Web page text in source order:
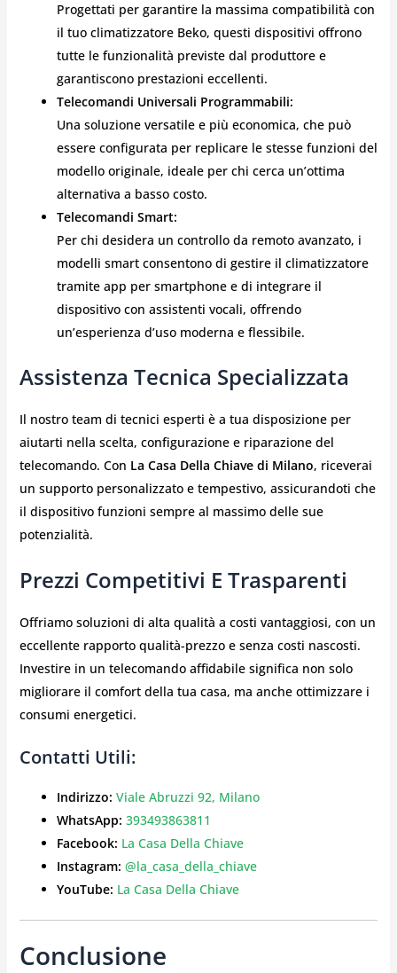
Progettati per garantire la massima compatibilità con
il tuo climatizzatore Beko, questi dispositivi offrono
tutte le funzionalità previste dal produttore e
garantiscono prestazioni eccellenti.
Telecomandi Universali Programmabili:
Una soluzione versatile e più economica, che può
essere configurata per replicare le stesse funzioni del
modello originale, ideale per chi cerca un’ottima
alternativa a basso costo.
Telecomandi Smart:
Per chi desidera un controllo da remoto avanzato, i
modelli smart consentono di gestire il climatizzatore
tramite app per smartphone e di integrare il
dispositivo con assistenti vocali, offrendo
un’esperienza d’uso moderna e flessibile.
Assistenza Tecnica Specializzata
Il nostro team di tecnici esperti è a tua disposizione per
aiutarti nella scelta, configurazione e riparazione del
telecomando. Con La Casa Della Chiave di Milano, riceverai
un supporto personalizzato e tempestivo, assicurandoti che
il dispositivo funzioni sempre al massimo delle sue
potenzialità.
Prezzi Competitivi E Trasparenti
Offriamo soluzioni di alta qualità a costi vantaggiosi, con un
eccellente rapporto qualità-prezzo e senza costi nascosti.
Investire in un telecomando affidabile significa non solo
migliorare il comfort della tua casa, ma anche ottimizzare i
consumi energetici.
Contatti Utili:
Indirizzo: Viale Abruzzi 92, Milano
WhatsApp: 393493863811
Facebook: La Casa Della Chiave
Instagram: @la_casa_della_chiave
YouTube: La Casa Della Chiave
Conclusione